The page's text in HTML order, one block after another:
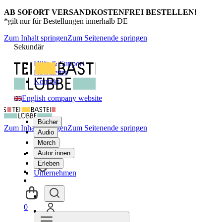
AB SOFORT VERSANDKOSTENFREI BESTELLEN!
*gilt nur für Bestellungen innerhalb DE
Zum Inhalt springenZum Seitenende springen
Sekundär
Hilfe & Support
Newsletter
Kontakt
English company website
Bücher
Audio
Merch
Autor:innen
Erleben
Unternehmen
Zum Inhalt springenZum Seitenende springen
0